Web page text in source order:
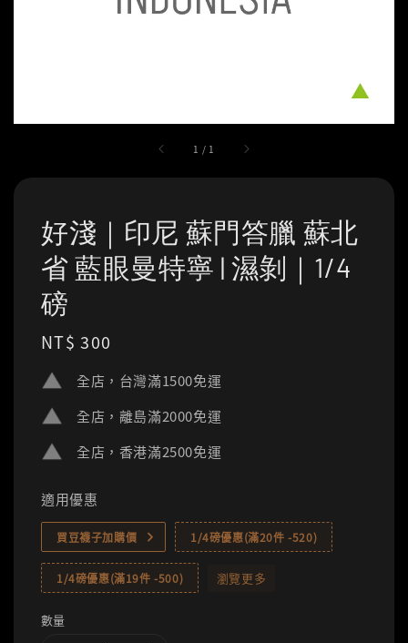
1 / 1
好淺｜印尼 蘇門答臘 蘇北
省 藍眼曼特寧 | 濕剝｜1/4
磅
Regular
NT$ 300
全店，台灣滿1500免運
全店，離島滿2000免運
全店，香港滿2500免運
適用優惠
買豆襪子加購價 1/4磅優惠(滿20件 -520)
1/4磅優惠(滿19件 -500) 瀏覽更多
數量